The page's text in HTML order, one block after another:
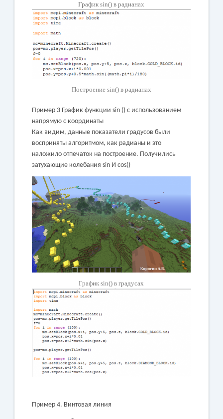
График sin() в радианах
Построение sin() в радианах
Пример 3 График функции sin () c использованием
напрямую с координаты
Как видим, данные показатели градусов были
восприняты алгоритмом, как радианы и это
наложило отпечаток на построение. Получились
затухающие колебания sin И cos()
График sin() в градусах
Пример 4. Винтовая линия